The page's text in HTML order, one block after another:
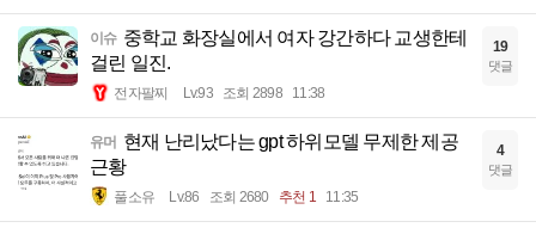
이슈 중학교 화장실에서 여자 강간하다 교생한테
걸린 일진.
전자팔찌 Lv.93 조회 2898 11:38
19
댓글
유머 현재 난리났다는 gpt 하위모델 무제한 제공
근황
풀소유 Lv.86 조회 2680 추천 1 11:35
4
댓글